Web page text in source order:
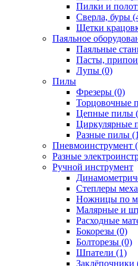
Пилки и
Сверла, буры
Щетки
Паяльное
Паяльные
Пасты,
Лупы (0)
Пилы
Фрезеры (0)
Торцовочные
Цепные пилы
Циркулярные
Разные пилы
Пневмоинструмент
Разные
Ручной инструмент
Степлеры
Ножницы по
Малярные и
Расходные
Бокорезы (0)
Болторезы (0)
Шпатели (1)
Заклёпочники